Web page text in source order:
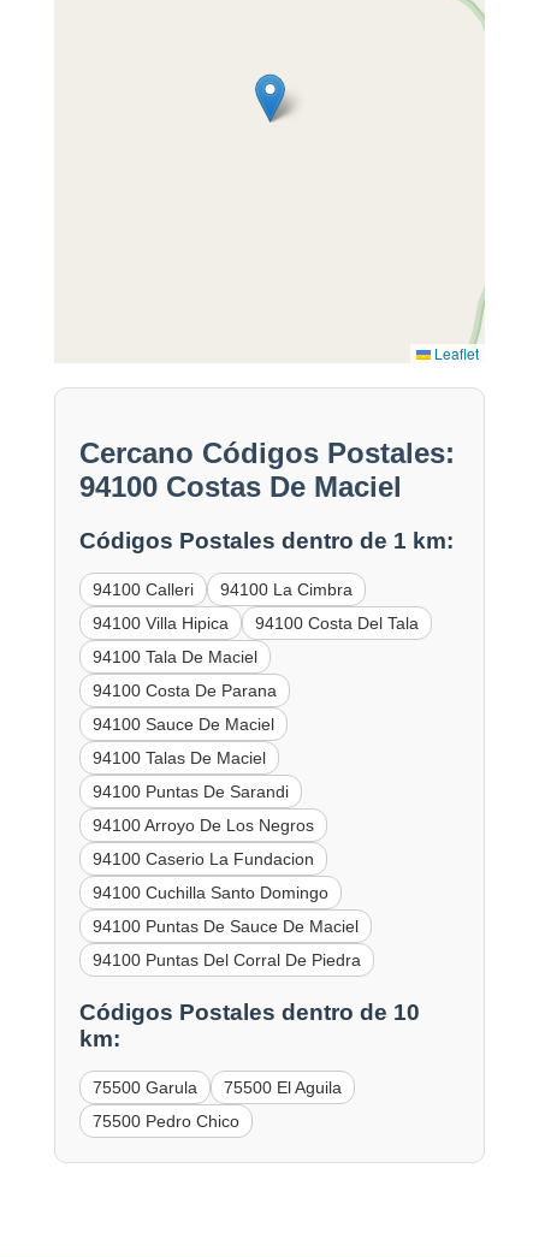
Leaflet
Cercano Códigos Postales:
94100 Costas De Maciel
Códigos Postales dentro de 1 km:
94100 Calleri
94100 La Cimbra
94100 Villa Hipica
94100 Costa Del Tala
94100 Tala De Maciel
94100 Costa De Parana
94100 Sauce De Maciel
94100 Talas De Maciel
94100 Puntas De Sarandi
94100 Arroyo De Los Negros
94100 Caserio La Fundacion
94100 Cuchilla Santo Domingo
94100 Puntas De Sauce De Maciel
94100 Puntas Del Corral De Piedra
Códigos Postales dentro de 10
km:
75500 Garula
75500 El Aguila
75500 Pedro Chico